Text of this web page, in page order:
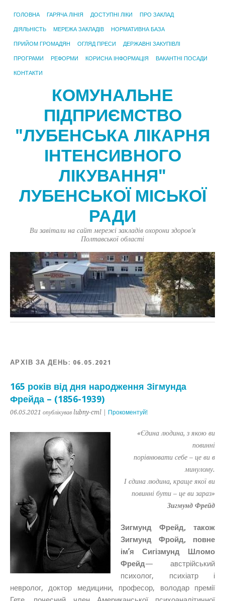
ГОЛОВНА ГАРЯЧА ЛІНІЯ ДОСТУПНІ ЛІКИ ПРО ЗАКЛАД
ДІЯЛЬНІСТЬ МЕРЕЖА ЗАКЛАДІВ НОРМАТИВНА БАЗА
ПРИЙОМ ГРОМАДЯН ОГЛЯД ПРЕСИ ДЕРЖАВНІ ЗАКУПІВЛІ
ПРОГРАМИ РЕФОРМИ КОРИСНА ІНФОРМАЦІЯ ВАКАНТНІ ПОСАДИ
КОНТАКТИ
КОМУНАЛЬНЕ
ПІДПРИЄМСТВО
"ЛУБЕНСЬКА ЛІКАРНЯ
ІНТЕНСИВНОГО
ЛІКУВАННЯ"
ЛУБЕНСЬКОЇ МІСЬКОЇ
РАДИ
Ви завітали на сайт мережі закладів охорони здоров'я
Полтавської області
АРХІВ ЗА ДЕНЬ: 06.05.2021
165 років від дня народження Зігмунда
Фрейда – (1856-1939)
06.05.2021 опублікував lubny-cml | Прокоментуй!
«Єдина людина, з якою ви
повинні
порівнювати себе – це ви в
минулому.
І єдина людина, краще якої ви
повинні бути – це ви зараз»
Зигмунд Фрейд
Зигмунд Фрейд, також
Зигмунд Фройд, повне
ім’я Сигізмунд Шломо
Фрейд— австрійський
психолог, психіатр і
невролог, доктор медицини, професор, володар премії